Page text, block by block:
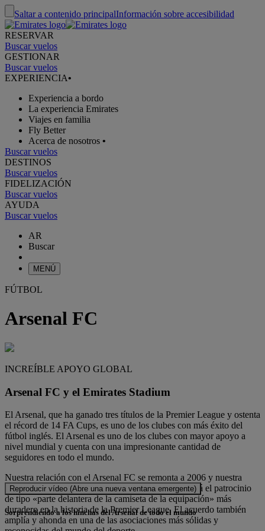
Saltar a contenido principalInformación sobre accesibilidad
RESERVAR
Buscar vuelos
GESTIONAR
Buscar vuelos
EXPERIENCIA•
Experiencia a bordo
La experiencia Emirates
Viajes en familia
Fly Better
Acerca de nosotros •
Buscar vuelos
DESTINOS
Buscar vuelos
FIDELIZACIÓN
Buscar vuelos
AYUDA
Buscar vuelos
AR
Buscar
MENÚ
FÚTBOL
Arsenal FC
INCREÍBLE APOYO GLOBAL
Arsenal FC y el Emirates Stadium
El Arsenal, que ha ganado tres títulos de la Premier League y ostenta
el récord de 14 FA Cups, es uno de los clubes con más éxito del
fútbol inglés. El Arsenal es uno de los clubes con mayor apoyo a
nivel mundial y cuenta con una impresionante cantidad de
seguidores en todo el mundo.
Nuestra relación con el Arsenal FC se remonta a 2006 y nuestra
reciente ampliación hasta 2028 significa que este será el patrocinio
de tipo «parte delantera de la camiseta de la equipación» más
duradero en la historia de la Premier League. El acuerdo también
amplía y ahonda en una de las asociaciones más sólidas y
Reproducir vídeo (Abre una nueva ventana emergente)
Sorprendiendo a los hinchas del Arsenal de todo el mundo